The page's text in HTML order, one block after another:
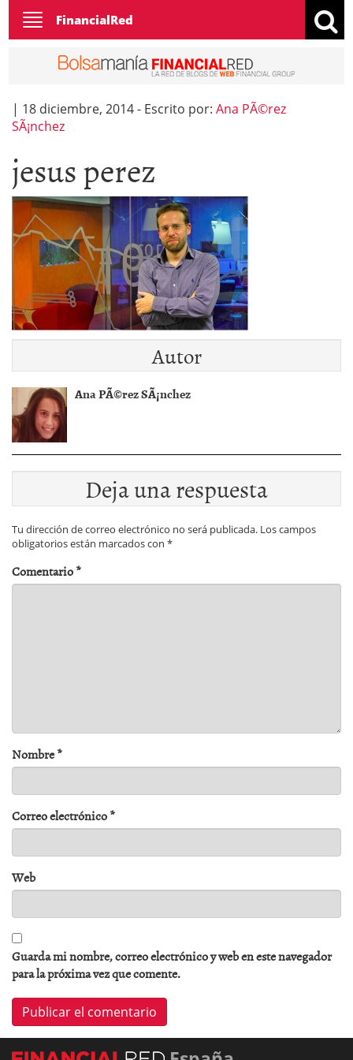
Toggle
navigation
FinancialRed
| 18 diciembre, 2014- Escrito por: Ana PÃ©rez
SÃ¡nchez
jesus perez
Autor
Ana PÃ©rez SÃ¡nchez
Deja una respuesta
Tu dirección de correo electrónico no será publicada. Los campos
obligatorios están marcados con *
Comentario*
Nombre*
Correo electrónico*
Web
Guarda mi nombre, correo electrónico y web en este navegador
para la próxima vez que comente.